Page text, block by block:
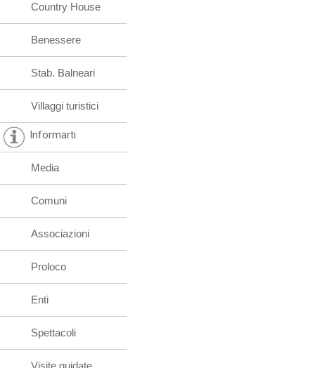
Country House
Benessere
Stab. Balneari
Villaggi turistici
Informarti
Media
Comuni
Associazioni
Proloco
Enti
Spettacoli
Visite guidate